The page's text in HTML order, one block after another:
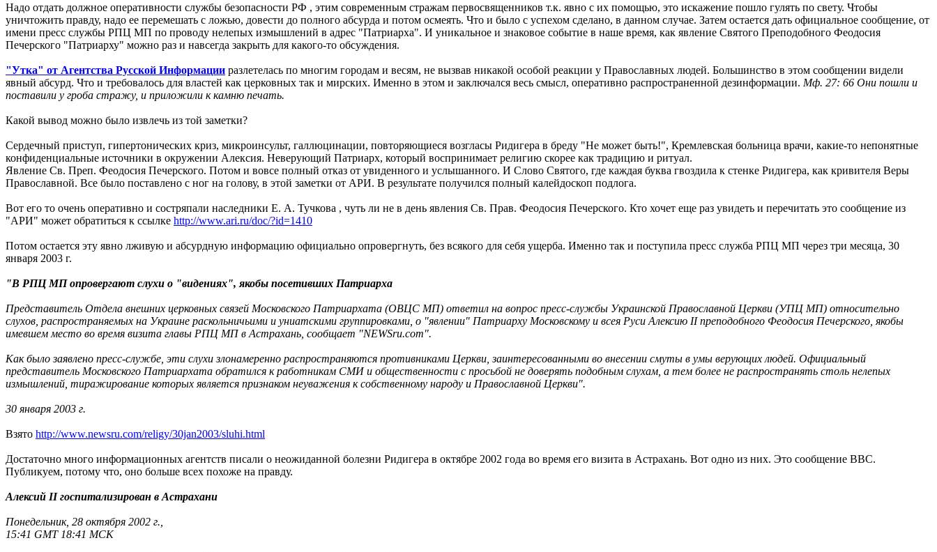
Надо отдать должное оперативности службы безопасности РФ , этим современным стражам первосвященников т.к. явно с их помощью, это искажение пошло гулять по свету. Чтобы
уничтожить правду, надо ее перемешать с ложью, довести до полного абсурда и потом осмеять. Что и было с успехом сделано, в данном случае. Затем остается дать официальное сообщение, от
имени пресс службы РПЦ МП по проводу нелепых измышлений в адрес "Патриарха". И уникальное и знаковое событие в наше время, как явление Святого Преподобного Феодосия
Печерского "Патриарху" можно раз и навсегда закрыть для какого-то обсуждения.
"Утка" от Агентства Русской Информации разлетелась по многим городам и весям, не вызвав никакой особой реакции у Православных людей. Большинство в этом сообщении видели
явный абсурд. Что и требовалось для властей как церковных так и мирских. Именно в этом и заключался весь смысл, оперативно распространенной дезинформации. Мф. 27: 66 Они пошли и
поставили у гроба стражу, и приложили к камню печать.
Какой вывод можно было извлечь из той заметки?
Сердечный приступ, гипертонических криз, микроинсульт, галлюцинации, повторяющиеся возгласы Ридигера в бреду "Не может быть!", Кремлевская больница врачи, какие-то непонятные
конфиденциальные источники в окружении Алексия. Неверующий Патриарх, который воспринимает религию скорее как традицию и ритуал.
Явление Св. Преп. Феодосия Печерского. Потом и вовсе полный отказ от увиденного и услышанного. И Слово Святого, где каждая буква гвоздила к стенке Ридигера, как кривителя Веры
Православной. Все было поставлено с ног на голову, в этой заметки от АРИ. В результате получился полный калейдоскоп подлога.
Вот его то очень оперативно и состряпали наследники Е. А. Тучкова , чуть ли не в день явления Св. Прав. Феодосия Печерского. Кто хочет еще раз увидеть и перечитать это сообщение из
"АРИ" может обратиться к ссылке http://www.ari.ru/doc/?id=1410
Потом остается эту явно лживую и абсурдную информацию официально опровергнуть, без всякого для себя ущерба. Именно так и поступила пресс служба РПЦ МП через три месяца, 30
января 2003 г.
"В РПЦ МП опровергают слухи о "видениях", якобы посетивших Патриарха
Представитель Отдела внешних церковных связей Московского Патриархата (ОВЦС МП) ответил на вопрос пресс-службы Украинской Православной Церкви (УПЦ МП) относительно
слухов, распространяемых на Украине раскольничьими и униатскими группировками, о "явлении" Патриарху Московскому и всея Руси Алексию II преподобного Феодосия Печерского, якобы
имевшем место во время визита главы РПЦ МП в Астрахань, сообщает "NEWSru.com".
Как было заявлено пресс-службе, эти слухи злонамеренно распространяются противниками Церкви, заинтересованными во внесении смуты в умы верующих людей. Официальный
представитель Московского Патриархата обратился к работникам СМИ и общественности с просьбой не доверять подобным слухам, а тем более не распространять столь нелепых
измышлений, тиражирование которых является признаком неуважения к собственному народу и Православной Церкви".
30 января 2003 г.
Взято http://www.newsru.com/religy/30jan2003/sluhi.html
Достаточно много информационных агентств писали о неожиданной болезни Ридигера в октябре 2002 года во время его визита в Астрахань. Вот одно из них. Это сообщение BBC.
Публикуем, потому что, оно больше всех похоже на правду.
Алексий II госпитализирован в Астрахани
Понедельник, 28 октября 2002 г.,
15:41 GMT 18:41 MCK